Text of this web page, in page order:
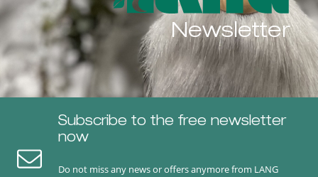
Newsletter
Subscribe to the free newsletter
now
Do not miss any news or offers anymore from LANG